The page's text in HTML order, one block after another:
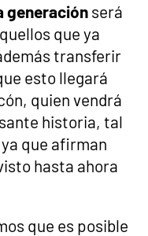
generación será
que ya
transferir
esto llegará
quien vendrá
historia, tal
que afirman
hasta ahora
que es posible